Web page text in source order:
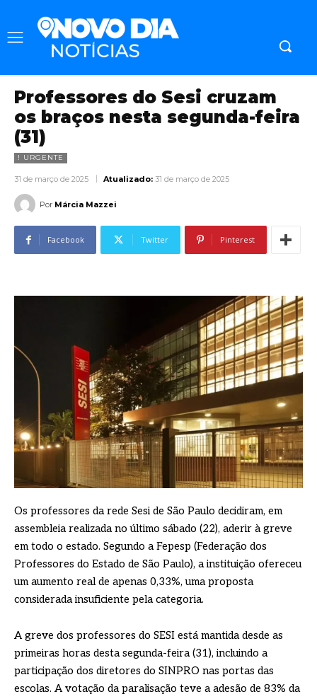
Professores do Sesi cruzam
os braços nesta segunda-feira
(31)
! URGENTE
31 de março de 2025 Atualizado: 31 de março de 2025
Por Márcia Mazzei
Facebook Twitter Pinterest
Os professores da rede Sesi de São Paulo decidiram, em
assembleia realizada no último sábado (22), aderir à greve
em todo o estado. Segundo a Fepesp (Federação dos
Professores do Estado de São Paulo), a instituição ofereceu
um aumento real de apenas 0,33%, uma proposta
considerada insuficiente pela categoria.
A greve dos professores do SESI está mantida desde as
primeiras horas desta segunda-feira (31), incluindo a
participação dos diretores do SINPRO nas portas das
escolas. A votação da paralisação teve a adesão de 83% da